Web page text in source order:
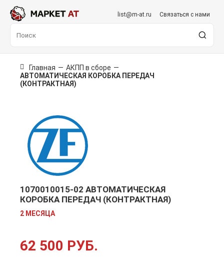
list@m-at.ru Связаться с нами
Главная — АКПП в сборе —
АВТОМАТИЧЕСКАЯ КОРОБКА ПЕРЕДАЧ
(КОНТРАКТНАЯ)
1070010015-02 АВТОМАТИЧЕСКАЯ
КОРОБКА ПЕРЕДАЧ (КОНТРАКТНАЯ)
2 МЕСЯЦА
62 500 РУБ.